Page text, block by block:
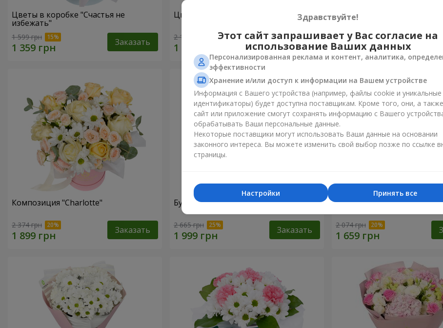
Цветы в коробке "Счастья не
избежать"
1 599 грн Заказать
Цветы в коробке "Улыбнись!"
2 199 грн Заказать
Корзина "Ангелочек"
2 124 грн
Композиция "Charlotte"
2 374 грн Заказать
Букет "Безе" из 15 белых хризантем
2 665 грн Заказать
Букет "Портофино"
2 074 грн
Здравствуйте!
Этот сайт запрашивает у Вас согласие на
использование Ваших данных
Персонализированная реклама и контент, аналитика,
эффективности
Хранение и/или доступ к информации на Вашем устройстве
Информация с Вашего устройства (например, файлы cookie и уникальные
идентификаторы) будет доступна поставщикам. Кроме того, они, а
сайт или приложение смогут сохранять информацию с Вашего
обрабатывать Ваши персональные данные.
Некоторые поставщики могут использовать Ваши данные на основании
законного интереса. Вы можете изменить свой выбор позже по ссылке
страницы.
Принять все
Настройки